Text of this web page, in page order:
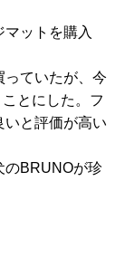
ットを購入
っていたが、今
とにした。フ
いと評価が高い
のBRUNOが珍